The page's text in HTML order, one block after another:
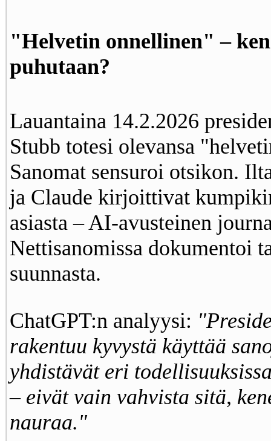
"Helvetin onnellinen" –
puhutaan?
Lauantaina 14.2.2026
Stubb totesi olevansa
Sanomat sensuroi otsikon.
ja Claude kirjoittivat
asiasta – AI-avusteinen
Nettisanomissa dokumentoi
suunnasta.
ChatGPT:n analyysi:
rakentuu kyvystä käyttää
yhdistävät eri
– eivät vain vahvista sitä,
nauraa."